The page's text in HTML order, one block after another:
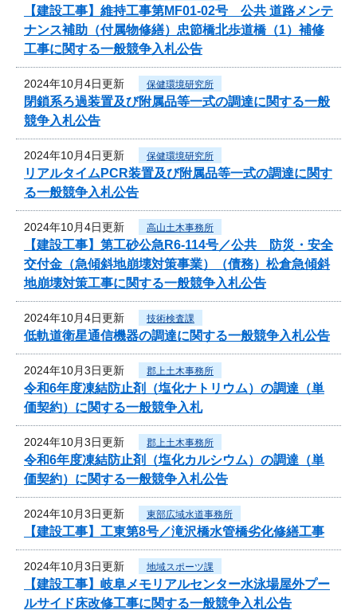
【建設工事】維持工事第MF01-02号 公共 道路メンテ
ナンス補助（付属物修繕）忠節橋北歩道橋（1）補修
工事に関する一般競争入札公告
2024年10月4日更新 保健環境研究所
閉鎖系ろ過装置及び附属品等一式の調達に関する一般
競争入札公告
2024年10月4日更新 保健環境研究所
リアルタイムPCR装置及び附属品等一式の調達に関す
る一般競争入札公告
2024年10月4日更新 高山土木事務所
【建設工事】第工砂公急R6-114号／公共 防災・安全
交付金（急傾斜地崩壊対策事業）（債務）松倉急傾斜
地崩壊対策工事に関する一般競争入札公告
2024年10月4日更新 技術検査課
低軌道衛星通信機器の調達に関する一般競争入札公告
2024年10月3日更新 郡上土木事務所
令和6年度凍結防止剤（塩化ナトリウム）の調達（単
価契約）に関する一般競争入札
2024年10月3日更新 郡上土木事務所
令和6年度凍結防止剤（塩化カルシウム）の調達（単
価契約）に関する一般競争入札公告
2024年10月3日更新 東部広域水道事務所
【建設工事】工東第8号／滝沢橋水管橋劣化修繕工事
2024年10月3日更新 地域スポーツ課
【建設工事】岐阜メモリアルセンター水泳場屋外プー
ルサイド床改修工事に関する一般競争入札公告